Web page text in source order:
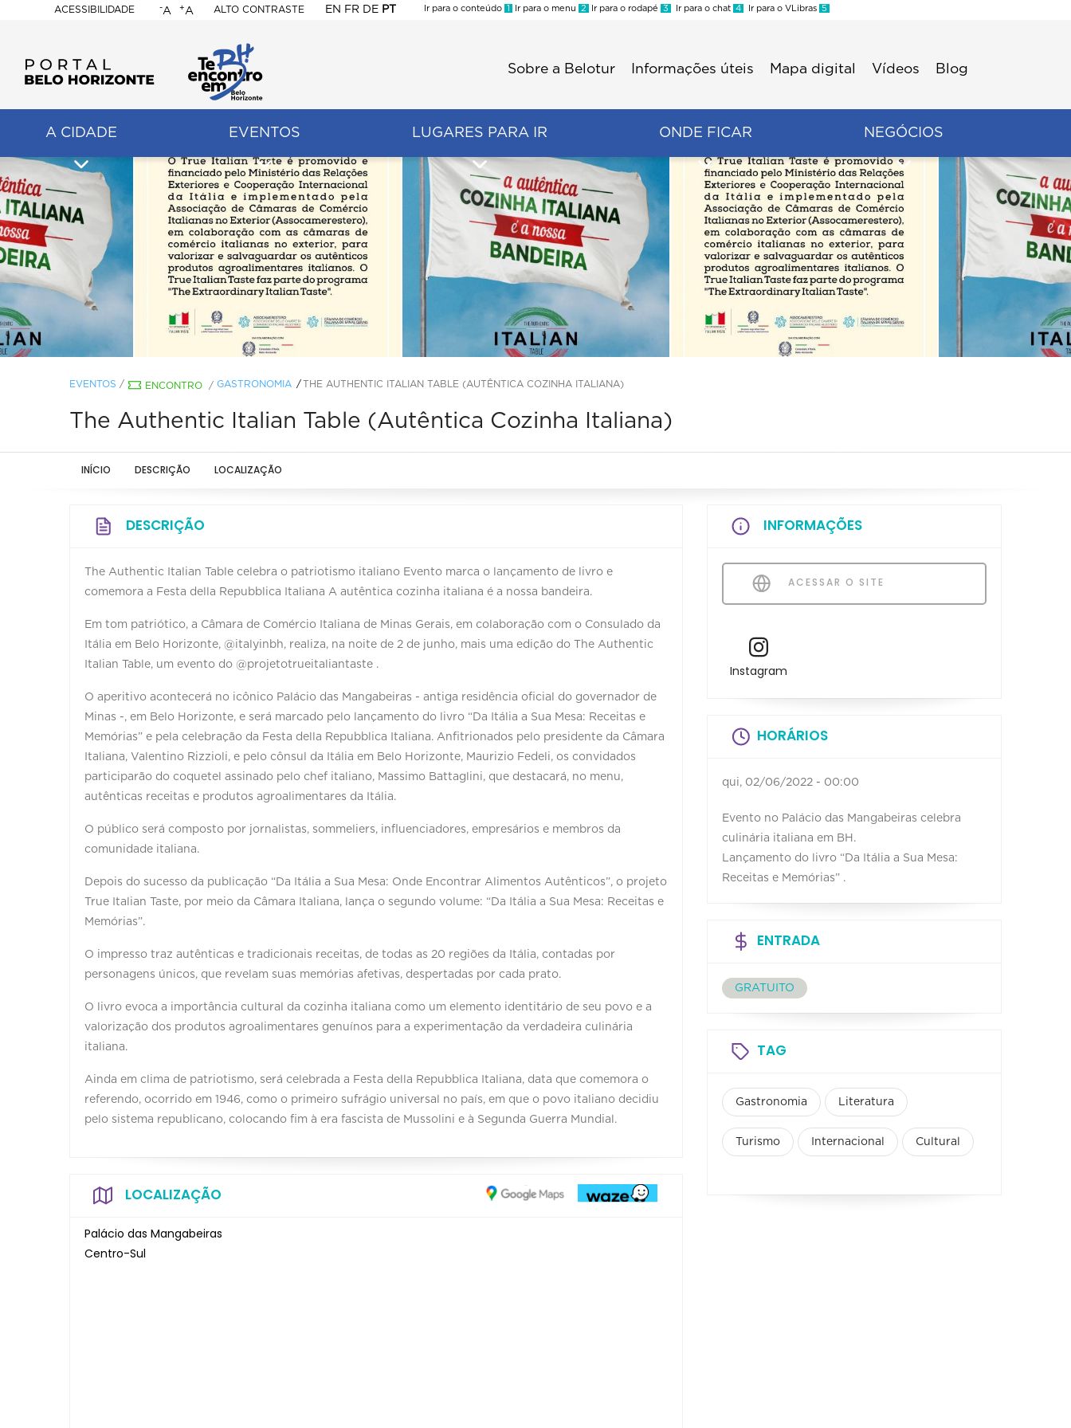
ACESSIBILIDADE
BELO
HORIZONTE
-A +A ALTO CONTRASTE EN FR DE PT
Ir para o conteúdo 1 Ir para o menu 2 Ir para o rodapé 3 Ir para o chat 4 Ir para o VLibras 5
Sobre a Belotur Informações úteis Mapa digital Vídeos Blog
A CIDADE EVENTOS LUGARES PARA IR ONDE FICAR NEGÓCIOS
EVENTOS / ENCONTRO / GASTRONOMIA THE AUTHENTIC ITALIAN TABLE (AUTÊNTICA COZINHA ITALIANA)
The Authentic Italian Table (Autêntica Cozinha Italiana)
INÍCIO DESCRIÇÃO LOCALIZAÇÃO
DESCRIÇÃO
The Authentic Italian Table celebra o patriotismo italiano Evento marca o lançamento de livro e
comemora a Festa della Repubblica Italiana A autêntica cozinha italiana é a nossa bandeira.
Em tom patriótico, a Câmara de Comércio Italiana de Minas Gerais, em colaboração com o Consulado da
Itália em Belo Horizonte, @italyinbh, realiza, na noite de 2 de junho, mais uma edição do The Authentic
Italian Table, um evento do @projetotrueitaliantaste .
O aperitivo acontecerá no icônico Palácio das Mangabeiras - antiga residência oficial do governador de
Minas -, em Belo Horizonte, e será marcado pelo lançamento do livro “Da Itália a Sua Mesa: Receitas e
Memórias” e pela celebração da Festa della Repubblica Italiana. Anfitrionados pelo presidente da Câmara
Italiana, Valentino Rizzioli, e pelo cônsul da Itália em Belo Horizonte, Maurizio Fedeli, os convidados
participarão do coquetel assinado pelo chef italiano, Massimo Battaglini, que destacará, no menu,
autênticas receitas e produtos agroalimentares da Itália.
O público será composto por jornalistas, sommeliers, influenciadores, empresários e membros da
comunidade italiana.
Depois do sucesso da publicação “Da Itália a Sua Mesa: Onde Encontrar Alimentos Autênticos”, o projeto
True Italian Taste, por meio da Câmara Italiana, lança o segundo volume: “Da Itália a Sua Mesa: Receitas e
Memórias”.
O impresso traz autênticas e tradicionais receitas, de todas as 20 regiões da Itália, contadas por
personagens únicos, que revelam suas memórias afetivas, despertadas por cada prato.
O livro evoca a importância cultural da cozinha italiana como um elemento identitário de seu povo e a
valorização dos produtos agroalimentares genuínos para a experimentação da verdadeira culinária
italiana.
Ainda em clima de patriotismo, será celebrada a Festa della Repubblica Italiana, data que comemora o
referendo, ocorrido em 1946, como o primeiro sufrágio universal no país, em que o povo italiano decidiu
pelo sistema republicano, colocando fim à era fascista de Mussolini e à Segunda Guerra Mundial.
LOCALIZAÇÃO
Palácio das Mangabeiras
Centro-Sul
INFORMAÇÕES
ACESSAR O SITE
Instagram
HORÁRIOS
qui, 02/06/2022 - 00:00
Evento no Palácio das Mangabeiras celebra
culinária italiana em BH.
Lançamento do livro “Da Itália a Sua Mesa:
Receitas e Memórias” .
ENTRADA
GRATUITO
TAG
Gastronomia Literatura
Turismo Internacional Cultural